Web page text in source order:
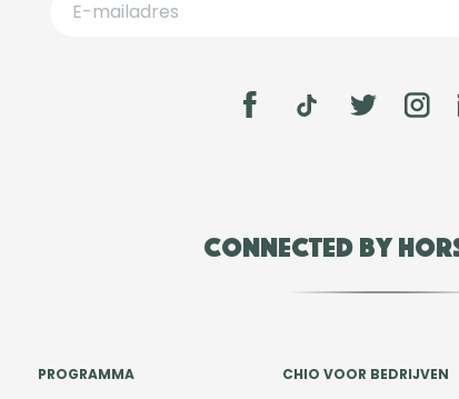
Connected by
PROGRAMMA
CHIO VOOR BEDRIJVEN